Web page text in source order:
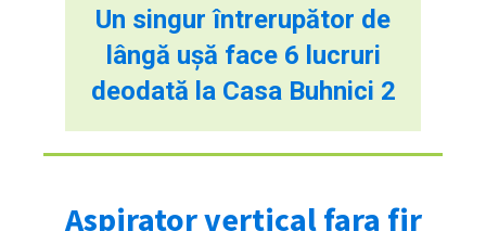
Un singur întrerupător de
lângă ușă face 6 lucruri
deodată la Casa Buhnici 2